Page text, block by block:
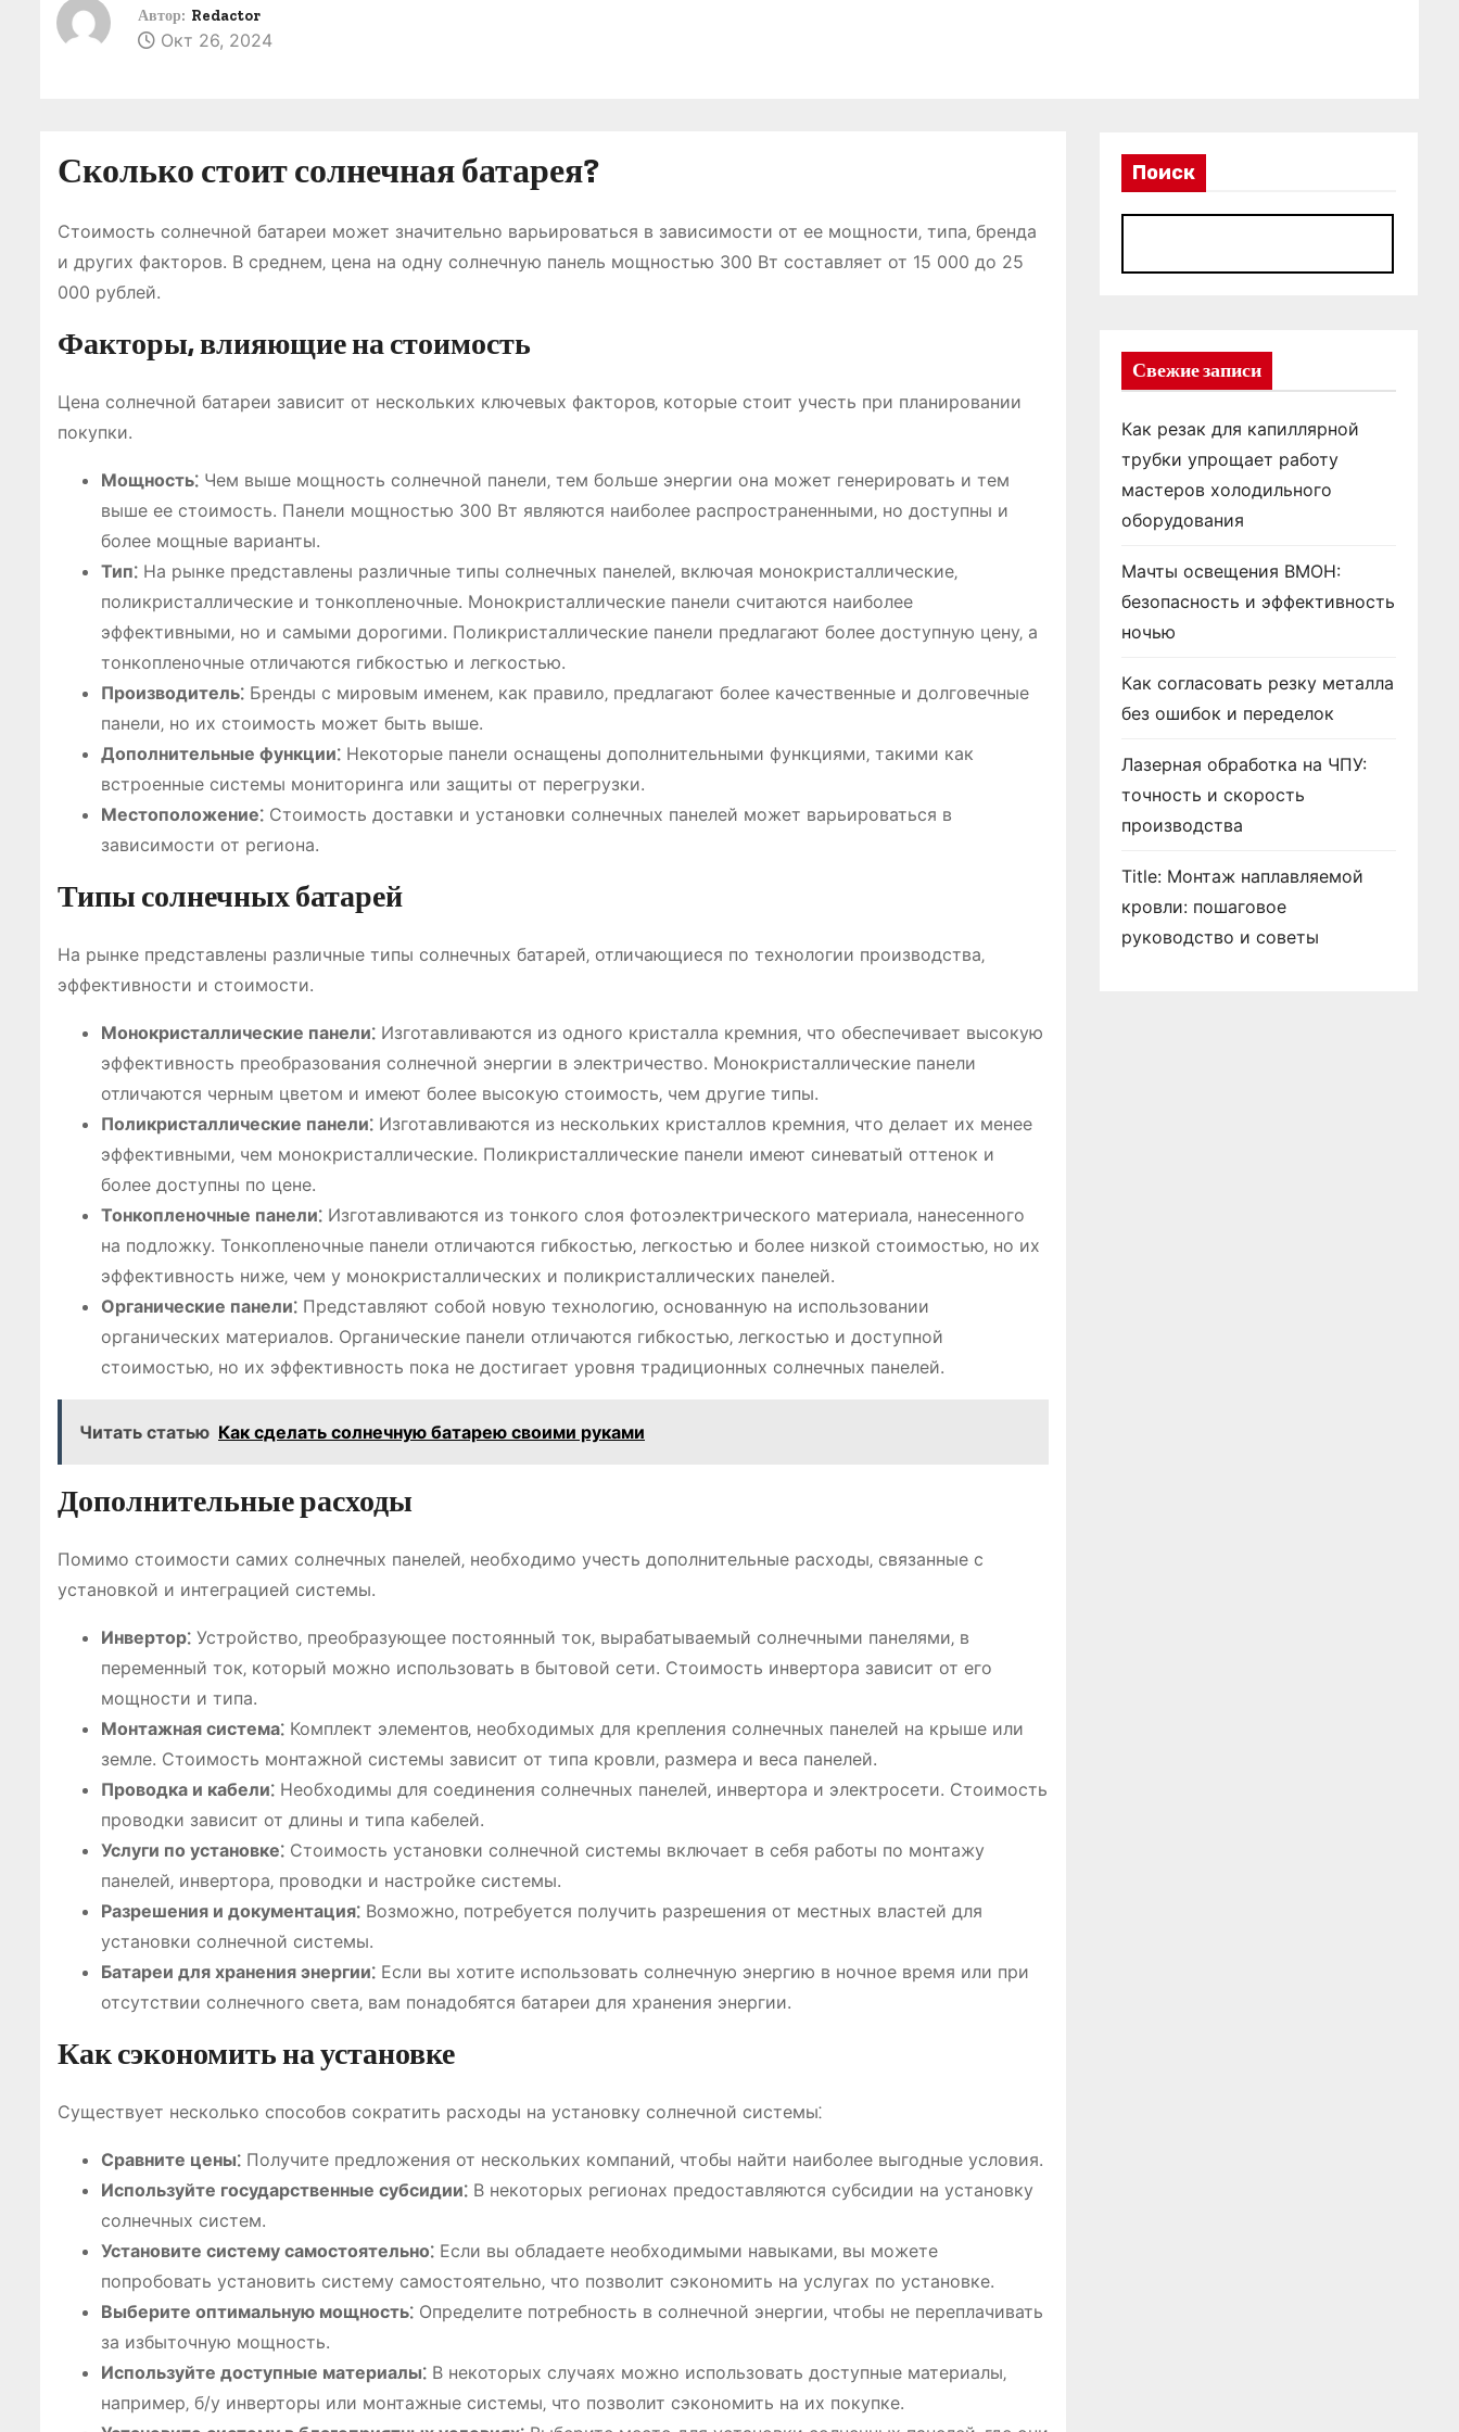
Автор: Redactor
Окт 26, 2024
Сколько стоит солнечная батарея?
Стоимость солнечной батареи может значительно варьироваться в зависимости от ее мощности‚ типа‚ бренда
и других факторов. В среднем‚ цена на одну солнечную панель мощностью 300 Вт составляет от 15 000 до 25
000 рублей.
Факторы‚ влияющие на стоимость
Цена солнечной батареи зависит от нескольких ключевых факторов‚ которые стоит учесть при планировании
покупки.
Мощность⁚ Чем выше мощность солнечной панели‚ тем больше энергии она может генерировать и тем
выше ее стоимость. Панели мощностью 300 Вт являются наиболее распространенными‚ но доступны и
более мощные варианты.
Тип⁚ На рынке представлены различные типы солнечных панелей‚ включая монокристаллические‚
поликристаллические и тонкопленочные. Монокристаллические панели считаются наиболее
эффективными‚ но и самыми дорогими. Поликристаллические панели предлагают более доступную цену‚ а
тонкопленочные отличаются гибкостью и легкостью.
Производитель⁚ Бренды с мировым именем‚ как правило‚ предлагают более качественные и долговечные
панели‚ но их стоимость может быть выше.
Дополнительные функции⁚ Некоторые панели оснащены дополнительными функциями‚ такими как
встроенные системы мониторинга или защиты от перегрузки.
Местоположение⁚ Стоимость доставки и установки солнечных панелей может варьироваться в
зависимости от региона.
Типы солнечных батарей
На рынке представлены различные типы солнечных батарей‚ отличающиеся по технологии производства‚
эффективности и стоимости.
Монокристаллические панели⁚ Изготавливаются из одного кристалла кремния‚ что обеспечивает высокую
эффективность преобразования солнечной энергии в электричество. Монокристаллические панели
отличаются черным цветом и имеют более высокую стоимость‚ чем другие типы.
Поликристаллические панели⁚ Изготавливаются из нескольких кристаллов кремния‚ что делает их менее
эффективными‚ чем монокристаллические. Поликристаллические панели имеют синеватый оттенок и
более доступны по цене.
Тонкопленочные панели⁚ Изготавливаются из тонкого слоя фотоэлектрического материала‚ нанесенного
на подложку. Тонкопленочные панели отличаются гибкостью‚ легкостью и более низкой стоимостью‚ но их
эффективность ниже‚ чем у монокристаллических и поликристаллических панелей.
Органические панели⁚ Представляют собой новую технологию‚ основанную на использовании
органических материалов. Органические панели отличаются гибкостью‚ легкостью и доступной
стоимостью‚ но их эффективность пока не достигает уровня традиционных солнечных панелей.
Читать статью Как сделать солнечную батарею своими руками
Дополнительные расходы
Помимо стоимости самих солнечных панелей‚ необходимо учесть дополнительные расходы‚ связанные с
установкой и интеграцией системы.
Инвертор⁚ Устройство‚ преобразующее постоянный ток‚ вырабатываемый солнечными панелями‚ в
переменный ток‚ который можно использовать в бытовой сети. Стоимость инвертора зависит от его
мощности и типа.
Монтажная система⁚ Комплект элементов‚ необходимых для крепления солнечных панелей на крыше или
земле. Стоимость монтажной системы зависит от типа кровли‚ размера и веса панелей.
Проводка и кабели⁚ Необходимы для соединения солнечных панелей‚ инвертора и электросети. Стоимость
проводки зависит от длины и типа кабелей.
Услуги по установке⁚ Стоимость установки солнечной системы включает в себя работы по монтажу
панелей‚ инвертора‚ проводки и настройке системы.
Разрешения и документация⁚ Возможно‚ потребуется получить разрешения от местных властей для
установки солнечной системы.
Батареи для хранения энергии⁚ Если вы хотите использовать солнечную энергию в ночное время или при
отсутствии солнечного света‚ вам понадобятся батареи для хранения энергии.
Как сэкономить на установке
Существует несколько способов сократить расходы на установку солнечной системы⁚
Сравните цены⁚ Получите предложения от нескольких компаний‚ чтобы найти наиболее выгодные условия.
Используйте государственные субсидии⁚ В некоторых регионах предоставляются субсидии на установку
солнечных систем.
Установите систему самостоятельно⁚ Если вы обладаете необходимыми навыками‚ вы можете
попробовать установить систему самостоятельно‚ что позволит сэкономить на услугах по установке.
Выберите оптимальную мощность⁚ Определите потребность в солнечной энергии‚ чтобы не переплачивать
за избыточную мощность.
Используйте доступные материалы⁚ В некоторых случаях можно использовать доступные материалы‚
например‚ б/у инверторы или монтажные системы‚ что позволит сэкономить на их покупке.
Поиск
Свежие записи
Как резак для капиллярной
трубки упрощает работу
мастеров холодильного
оборудования
Мачты освещения ВМОН:
безопасность и эффективность
ночью
Как согласовать резку металла
без ошибок и переделок
Лазерная обработка на ЧПУ:
точность и скорость
производства
Title: Монтаж наплавляемой
кровли: пошаговое
руководство и советы